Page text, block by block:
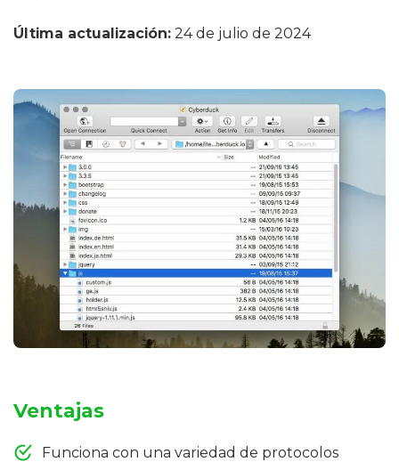
Última actualización: 24 de julio de 2024
Ventajas
Funciona con una variedad de protocolos